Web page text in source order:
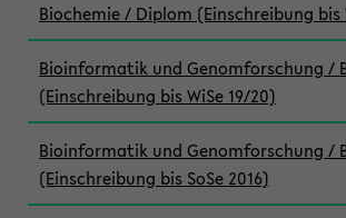
Biochemie / Diplom (Einschreibung bis
Bioinformatik und Genomforschung /
(Einschreibung bis WiSe 19/20)
Bioinformatik und Genomforschung /
(Einschreibung bis SoSe 2016)